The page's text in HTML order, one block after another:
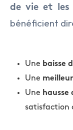
de vie et les
bénéficient
Une baisse
Une
Une
satisfaction